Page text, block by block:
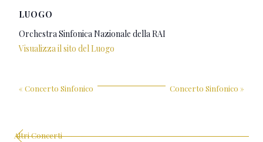
LUOGO
Orchestra Sinfonica Nazionale della RAI
Visualizza il sito del Luogo
« Concerto Sinfonico Concerto Sinfonico»
Altri Concerti